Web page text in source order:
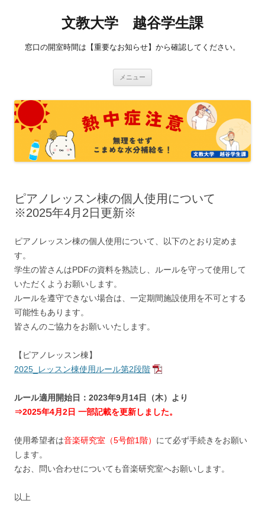
文教大学 越谷学生課
窓口の開室時間は【重要なお知らせ】から確認してください。
メニュー
ピアノレッスン棟の個人使用について
※2025年4月2日更新※
ピアノレッスン棟の個人使用について、以下のとおり定めま
す。
学生の皆さんはPDFの資料を熟読し、ルールを守って使用して
いただくようお願いします。
ルールを遵守できない場合は、一定期間施設使用を不可とする
可能性もあります。
皆さんのご協力をお願いいたします。
【ピアノレッスン棟】
2025_レッスン棟使用ルール第2段階
ルール適用開始日：2023年9月14日（木）より
⇒2025年4月2日 一部記載を更新しました。
使用希望者は音楽研究室（5号館1階） にて必ず手続きをお願い
します。
なお、問い合わせについても音楽研究室へお願いします。
以上